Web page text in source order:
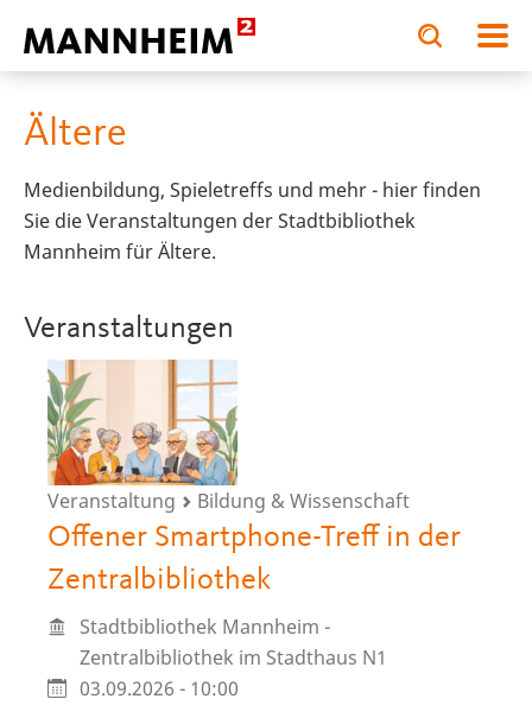
Toggle
search
input
Toggle
search
input
Ältere
Medienbildung, Spieletreffs und mehr - hier finden
Sie die Veranstaltungen der Stadtbibliothek
Mannheim für Ältere.
Veranstaltungen
Veranstaltung Bildung & Wissenschaft
Offener Smartphone-Treff in der
Zentralbibliothek
Stadtbibliothek Mannheim -
Zentralbibliothek im Stadthaus N1
03.09.2026 - 10:00